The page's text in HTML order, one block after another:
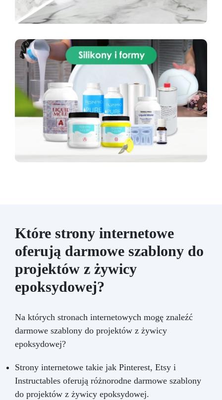
Które strony internetowe
oferują darmowe szablony do
projektów z żywicy
epoksydowej?
Na których stronach internetowych mogę znaleźć
darmowe szablony do projektów z żywicy
epoksydowej?
Strony internetowe takie jak Pinterest, Etsy i
Instructables oferują różnorodne darmowe szablony
do projektów z żywicy epoksydowej.